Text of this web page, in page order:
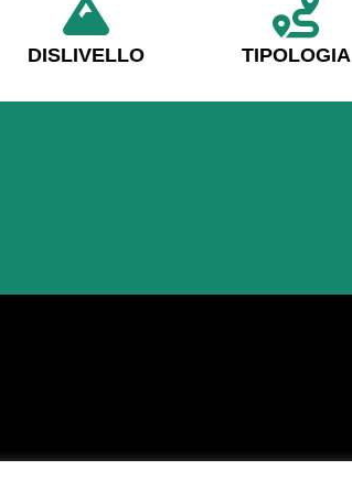
DISLIVELLO TIPOLOGIA